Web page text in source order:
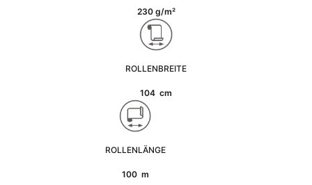
230 g/m²
ROLLENBREITE
104 cm
ROLLENLÄNGE
100 m